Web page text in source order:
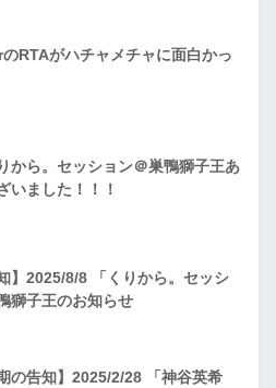
RTAがハチャメチャに面白かっ
から。セッション＠巣鴨獅子王あ
いました！！！
】2025/8/8 「くりから。セッシ
獅子王のお知らせ
の告知】2025/2/28 「神谷英希